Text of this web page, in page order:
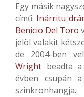
Egy másik
című Inárritu
Benicio Del Toro
jelöl valakit
de 2004-ben
Wright beadta
évben csupán
szinkronhangja.